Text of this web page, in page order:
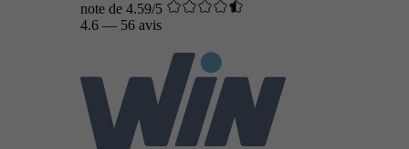
note de 4.59/5
4.6 — 56 avis